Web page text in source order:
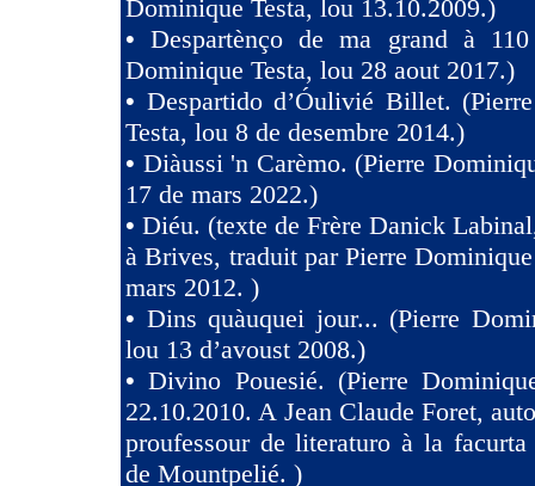
Dominique Testa, lou 13.10.2009.)
•Despartènço de ma grand à
Dominique Testa, lou 28 aout 2017.)
• Despartido d’Óulivié Billet.
Testa, lou 8 de desembre 2014.)
• Diàussi 'n Carèmo. (Pierre
17 de mars 2022.)
• Diéu. (texte de Frère Danick
à Brives, traduit par Pierre
mars 2012. )
• Dins quàuquei jour... (Pierre
lou 13 d’avoust 2008.)
•Divino Pouesié. (Pierre
22.10.2010. A Jean Claude Foret,
proufessour de literaturo à la
de Mountpelié. )